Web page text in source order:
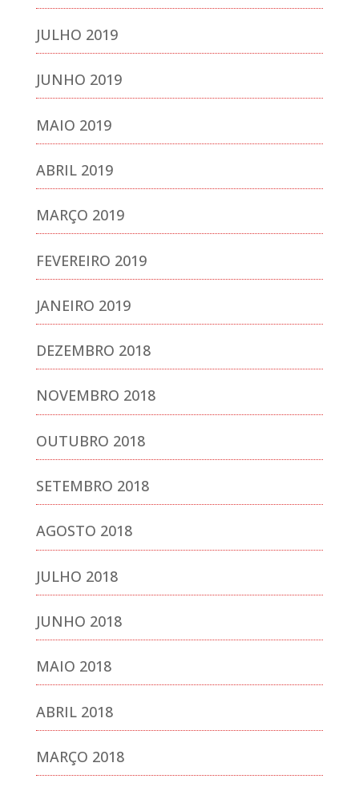
JULHO 2019
JUNHO 2019
MAIO 2019
ABRIL 2019
MARÇO 2019
FEVEREIRO 2019
JANEIRO 2019
DEZEMBRO 2018
NOVEMBRO 2018
OUTUBRO 2018
SETEMBRO 2018
AGOSTO 2018
JULHO 2018
JUNHO 2018
MAIO 2018
ABRIL 2018
MARÇO 2018